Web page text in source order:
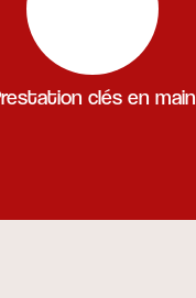
clés en main